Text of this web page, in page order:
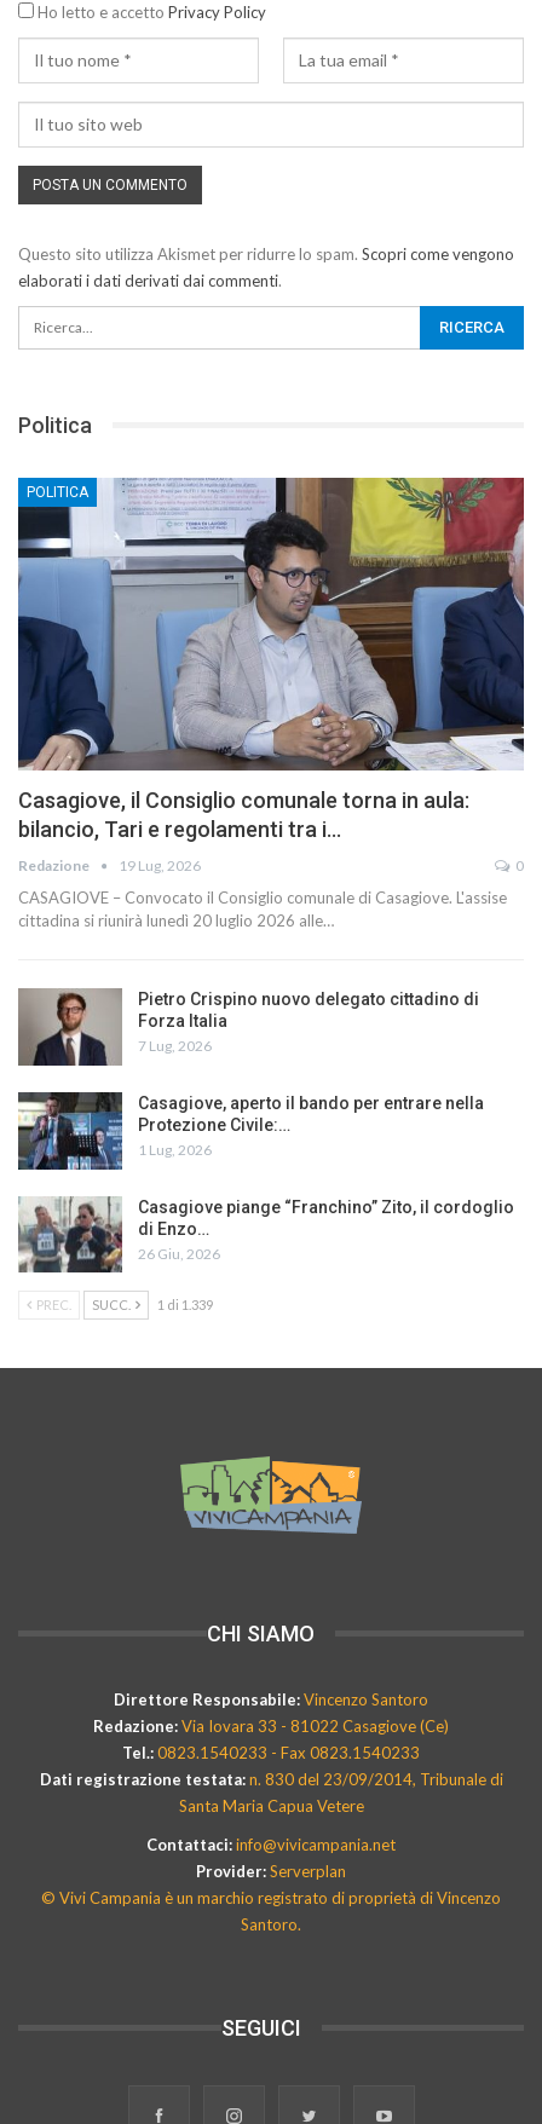
Ho letto e accetto Privacy Policy
Questo sito utilizza Akismet per ridurre lo spam. Scopri come vengono
elaborati i dati derivati dai commenti.
Politica
POLITICA
Casagiove, il Consiglio comunale torna in aula:
bilancio, Tari e regolamenti tra i…
Redazione 19 Lug, 2026 0
CASAGIOVE – Convocato il Consiglio comunale di Casagiove. L'assise
cittadina si riunirà lunedì 20 luglio 2026 alle…
Pietro Crispino nuovo delegato cittadino di
Forza Italia
7 Lug, 2026
Casagiove, aperto il bando per entrare nella
Protezione Civile:…
1 Lug, 2026
Casagiove piange “Franchino” Zito, il cordoglio
di Enzo…
26 Giu, 2026
PREC. SUCC. 1 di 1.339
CHI SIAMO
Direttore Responsabile:Vincenzo Santoro
Redazione:Via Iovara 33 - 81022 Casagiove (Ce)
Tel.:0823.1540233 - Fax 0823.1540233
Dati registrazione testata:n. 830 del 23/09/2014, Tribunale di
Santa Maria Capua Vetere
Contattaci:info@vivicampania.net
Provider:Serverplan
© Vivi Campania è un marchio registrato di proprietà di Vincenzo
Santoro.
SEGUICI